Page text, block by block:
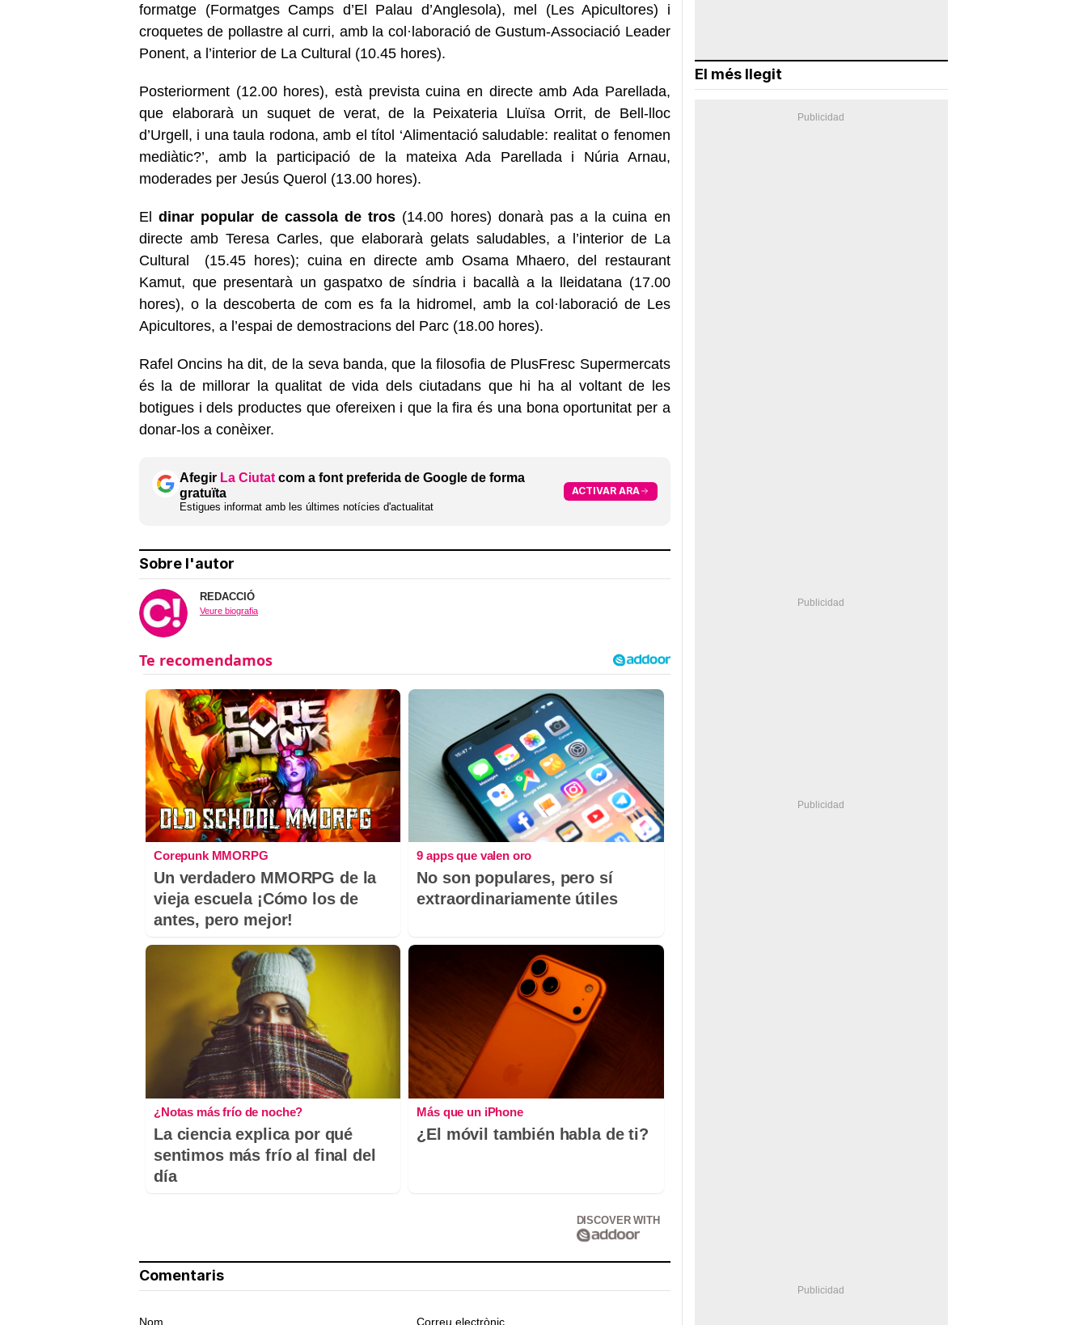
formatge (Formatges Camps d’El Palau d’Anglesola), mel (Les Apicultores) i
croquetes de pollastre al curri, amb la col·laboració de Gustum-Associació Leader
Ponent, a l’interior de La Cultural (10.45 hores).
Posteriorment (12.00 hores), està prevista cuina en directe amb Ada Parellada,
que elaborarà un suquet de verat, de la Peixateria Lluïsa Orrit, de Bell-lloc
d’Urgell, i una taula rodona, amb el títol ‘Alimentació saludable: realitat o fenomen
mediàtic?’, amb la participació de la mateixa Ada Parellada i Núria Arnau,
moderades per Jesús Querol (13.00 hores).
Eldinar popular de cassola de tros (14.00 hores) donarà pas a la cuina en
directe amb Teresa Carles, que elaborarà gelats saludables, a l’interior de La
Cultural (15.45 hores); cuina en directe amb Osama Mhaero, del restaurant
Kamut, que presentarà un gaspatxo de síndria i bacallà a la lleidatana (17.00
hores), o la descoberta de com es fa la hidromel, amb la col·laboració de Les
Apicultores, a l’espai de demostracions del Parc (18.00 hores).
Rafel Oncins ha dit, de la seva banda, que la filosofia de PlusFresc Supermercats
és la de millorar la qualitat de vida dels ciutadans que hi ha al voltant de les
botigues i dels productes que ofereixen i que la fira és una bona oportunitat per a
donar-los a conèixer.
Afegir La Ciutat com a font preferida de Google de forma
gratuïta
Estigues informat amb les últimes notícies d'actualitat
ACTIVAR ARA
Sobre l'autor
REDACCIÓ
Veure biografia
Corepunk MMORPG
Un verdadero MMORPG de la
vieja escuela ¡Cómo los de
antes, pero mejor!
9 apps que valen oro
No son populares, pero sí
extraordinariamente útiles
¿Notas más frío de noche?
La ciencia explica por qué
sentimos más frío al final del
día
Más que un iPhone
¿El móvil también habla de ti?
DISCOVER WITH
Comentaris
Nom Correu electrònic
El més llegit